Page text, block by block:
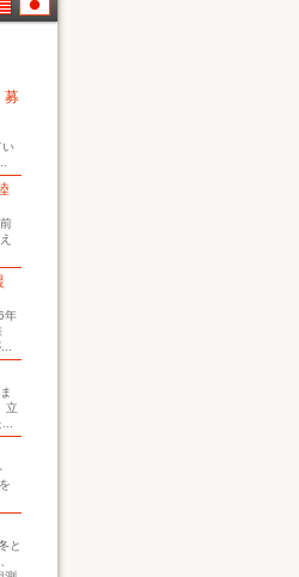
募
い
年
立
と